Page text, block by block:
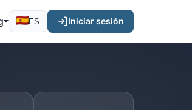
ES Iniciar sesión